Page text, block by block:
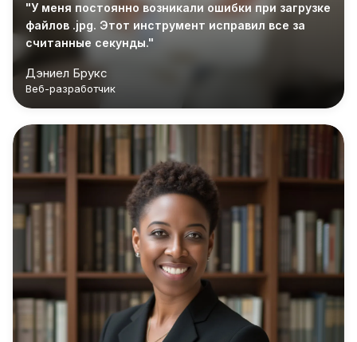
"У меня постоянно возникали ошибки при загрузке
файлов .jpg. Этот инструмент исправил все за
считанные секунды."
Дэниел Брукс
Веб-разработчик